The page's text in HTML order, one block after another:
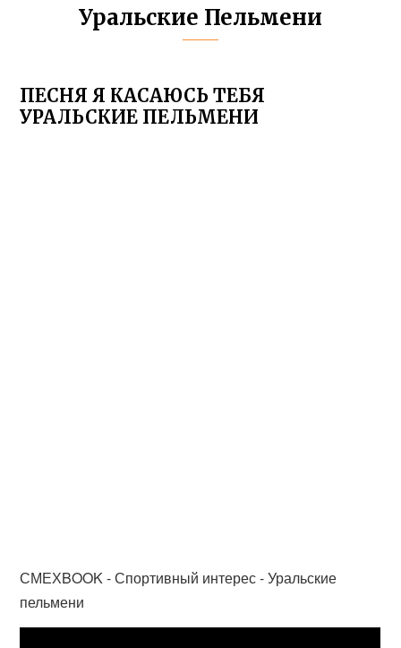
Уральские Пельмени
ПЕСНЯ Я КАСАЮСЬ ТЕБЯ
УРАЛЬСКИЕ ПЕЛЬМЕНИ
СМЕХBOOK - Спортивный интерес - Уральские
пельмени